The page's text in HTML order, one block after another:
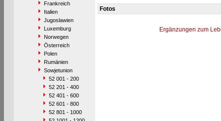
Frankreich
Italien
Jugoslawien
Luxemburg
Norwegen
Österreich
Polen
Rumänien
Sowjetunion
52 001 - 200
52 201 - 400
52 401 - 600
52 601 - 800
52 801 - 1000
Fotos
Ergänzungen zum